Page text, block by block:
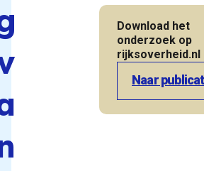
Download het
onderzoek op
rijksoverheid.nl
Naar